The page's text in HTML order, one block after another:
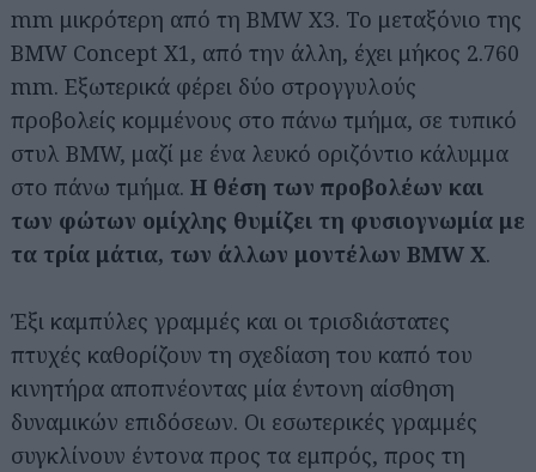
mm μικρότερη από τη BMW X3. Το μεταξόνιο της
BMW Concept X1, από την άλλη, έχει μήκος 2.760
mm. Εξωτερικά φέρει δύο στρογγυλούς
προβολείς κομμένους στο πάνω τμήμα, σε τυπικό
στυλ BMW, μαζί με ένα λευκό οριζόντιο κάλυμμα
στο πάνω τμήμα. Η θέση των προβολέων και
των φώτων ομίχλης θυμίζει τη φυσιογνωμία με
τα τρία μάτια, των άλλων μοντέλων BMW X.
Έξι καμπύλες γραμμές και οι τρισδιάστατες
πτυχές καθορίζουν τη σχεδίαση του καπό του
κινητήρα αποπνέοντας μία έντονη αίσθηση
δυναμικών επιδόσεων. Οι εσωτερικές γραμμές
συγκλίνουν έντονα προς τα εμπρός, προς τη